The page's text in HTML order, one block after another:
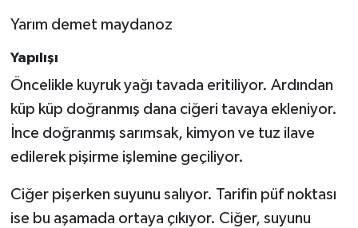
Yarım demet maydanoz
Yapılışı
Öncelikle kuyruk yağı tavada eritiliyor. Ardından
küp küp doğranmış dana ciğeri tavaya ekleniyor.
İnce doğranmış sarımsak, kimyon ve tuz ilave
edilerek pişirme işlemine geçiliyor.
Ciğer pişerken suyunu salıyor. Tarifin püf noktası
ise bu aşamada ortaya çıkıyor. Ciğer, suyunu